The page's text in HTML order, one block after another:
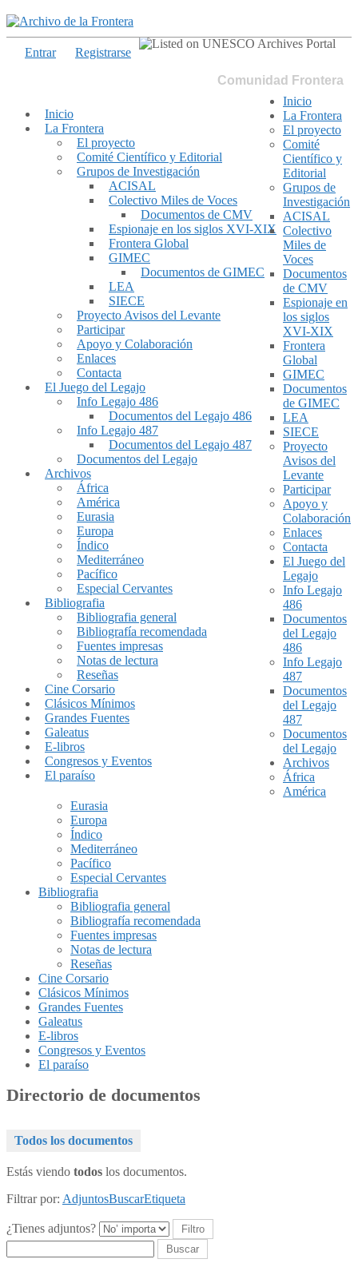
Comunidad Frontera
Inicio
La Frontera
El proyecto
Comité Científico y Editorial
Grupos de Investigación
ACISAL
Colectivo Miles de Voces
Documentos de CMV
Espionaje en los siglos XVI-XIX
Frontera Global
GIMEC
Documentos de GIMEC
LEA
SIECE
Proyecto Avisos del Levante
Participar
Apoyo y Colaboración
Enlaces
Contacta
El Juego del Legajo
Info Legajo 486
Documentos del Legajo 486
Info Legajo 487
Documentos del Legajo 487
Documentos del Legajo
Archivos
África
América
Eurasia
Europa
Índico
Mediterráneo
Pacífico
Especial Cervantes
Bibliografia
Bibliografia general
Bibliografía recomendada
Fuentes impresas
Notas de lectura
Reseñas
Cine Corsario
Clásicos Mínimos
Grandes Fuentes
Galeatus
E-libros
Congresos y Eventos
El paraíso
Entrar Registrarse
Inicio
La Frontera
El proyecto
Comité
Científico y
Editorial
Grupos de
Investigación
ACISAL
Colectivo
Miles de
Voces
Documentos
de CMV
Espionaje en
los siglos
XVI-XIX
Frontera
Global
GIMEC
Documentos
de GIMEC
LEA
SIECE
Proyecto
Avisos del
Levante
Participar
Apoyo y
Colaboración
Enlaces
Contacta
El Juego del
Legajo
Info Legajo
486
Documentos
del Legajo
486
Info Legajo
487
Documentos
del Legajo
487
Documentos
del Legajo
Archivos
África
América
Eurasia
Europa
Índico
Mediterráneo
Pacífico
Especial Cervantes
Bibliografia
Bibliografia general
Bibliografía recomendada
Fuentes impresas
Notas de lectura
Reseñas
Cine Corsario
Clásicos Mínimos
Grandes Fuentes
Galeatus
E-libros
Congresos y Eventos
El paraíso
Directorio de documentos
Todos los documentos
Estás viendo todos los documentos.
Filtrar por: AdjuntosBuscarEtiqueta
¿Tienes adjuntos?
Buscar